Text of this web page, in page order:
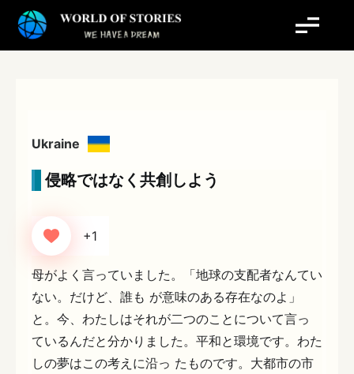
Ukraine
侵略ではなく共創しよう
+1
母がよく言っていました。「地球の支配者なんてい
ない。だけど、誰も が意味のある存在なのよ」
と。今、わたしはそれが二つのことについて言っ
ているんだと分かりました。平和と環境です。わた
しの夢はこの考えに沿っ たものです。大都市の市